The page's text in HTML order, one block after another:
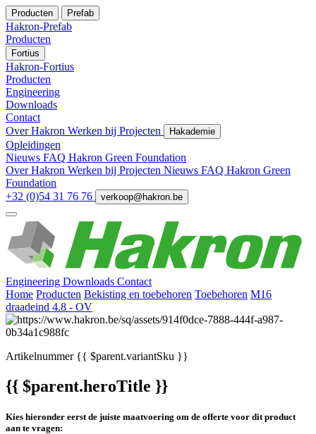
Producten Prefab
Hakron-Prefab
Producten
Fortius
Hakron-Fortius
Producten
Engineering
Downloads
Contact
Over Hakron Werken bij Projecten Hakademie
Opleidingen
Nieuws FAQ Hakron Green Foundation
Over Hakron Werken bij Projecten Nieuws FAQ Hakron Green
Foundation
+32 (0)54 31 76 76
verkoop@hakron.be
Engineering Downloads Contact
Home Producten Bekisting en toebehoren Toebehoren M16
draadeind 4.8 - OV
Artikelnummer{{ $parent.variantSku }}
{{ $parent.heroTitle }}
Kies hieronder eerst de juiste maatvoering om de offerte voor dit product
aan te vragen: